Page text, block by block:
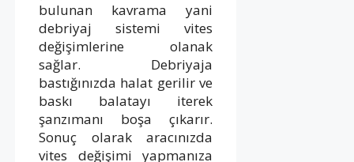
bulunan kavrama yani
debriyaj sistemi vites
değişimlerine olanak
sağlar. Debriyaja
bastığınızda halat gerilir ve
baskı balatayı iterek
şanzımanı boşa çıkarır.
Sonuç olarak aracınızda
vites değişimi yapmanıza